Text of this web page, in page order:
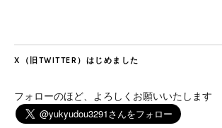
X（旧TWITTER）はじめました
フォローのほど、よろしくお願いいたします